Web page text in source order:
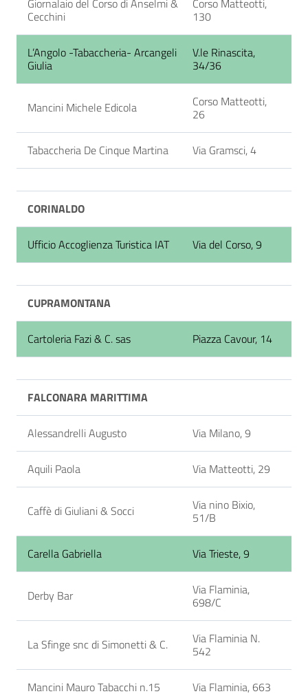
Cecchini 130
L’Angolo -Tabaccheria- Arcangeli
Giulia
V.le Rinascita,
34/36
Mancini Michele Edicola Corso Matteotti,
26
Tabaccheria De Cinque Martina Via Gramsci, 4
CORINALDO
Ufficio Accoglienza Turistica IAT Via del Corso, 9
CUPRAMONTANA
Cartoleria Fazi & C. sas Piazza Cavour, 14
FALCONARA MARITTIMA
Alessandrelli Augusto Via Milano, 9
Aquili Paola Via Matteotti, 29
Caffè di Giuliani & Socci Via nino Bixio,
51/B
Carella Gabriella Via Trieste, 9
Derby Bar Via Flaminia,
698/C
La Sfinge snc di Simonetti & C. Via Flaminia N.
542
Mancini Mauro Tabacchi n.15 Via Flaminia, 663